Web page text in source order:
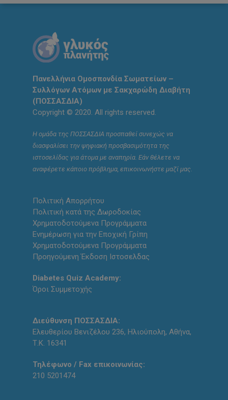
Πανελλήνια Ομοσπονδία Σωματείων –
Συλλόγων Ατόμων με Σακχαρώδη Διαβήτη
(ΠΟΣΣΑΣΔΙΑ)
Copyright © 2020. All rights reserved.
Η ομάδα της ΠΟΣΣΑΣΔΙΑ προσπαθεί συνεχώς να
διασφαλίσει την ψηφιακή προσβασιμότητα της
ιστοσελίδας για άτομα με αναπηρία. Εάν θέλετε να
αναφέρετε κάποιο πρόβλημα, επικοινωνήστε μαζί μας.
Πολιτική Απορρήτου
Πολιτική κατά της Δωροδοκίας
Χρηματοδοτούμενα Προγράμματα
Ενημέρωση για την Εποχική Γρίπη
Χρηματοδοτούμενα Προγράμματα
Προηγούμενη Έκδοση Ιστοσελδας
Diabetes Quiz Academy:
Όροι Συμμετοχής
Διεύθυνση ΠΟΣΣΑΣΔΙΑ:
Ελευθερίου Βενιζέλου 236, Ηλιούπολη, Αθήνα,
Τ.Κ. 16341
Τηλέφωνο / Fax επικοινωνίας:
210 5201474